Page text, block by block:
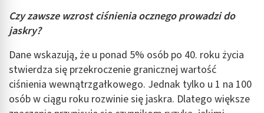
Czy zawsze wzrost ciśnienia ocznego prowadzi do
jaskry?
Dane wskazują, że u ponad 5% osób po 40. roku życia
stwierdza się przekroczenie granicznej wartość
ciśnienia wewnątrzgałkowego. Jednak tylko u 1 na 100
osób w ciągu roku rozwinie się jaskra. Dlatego większe